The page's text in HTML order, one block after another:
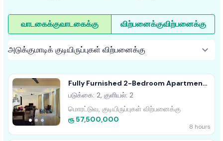
வாடகைக்குவாடகைக்கு விற்பனைக்குவிற்பனைக்கு
Fully Furnished 2-Bedroom Apartment
For Sale In Nilaveli
படுக்கை: 2, குளியல்: 2
மொரட்டுவ, குடியிருப்புகள் விற்பனைக்கு
ரூ 57,500,000
8 hours